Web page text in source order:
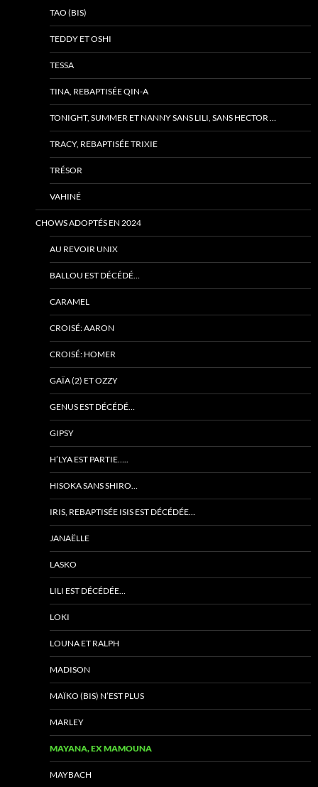
TAO (BIS)
TEDDY ET OSHI
TESSA
TINA, REBAPTISÉE QIN-A
TONIGHT, SUMMER ET NANNY SANS LILI, SANS HECTOR …
TRACY, REBAPTISÉE TRIXIE
TRÉSOR
VAHINÉ
CHOWS ADOPTÉS EN 2024
AU REVOIR UNIX
BALLOU EST DÉCÉDÉ…
CARAMEL
CROISÉ: AARON
CROISÉ: HOMER
GAÏA (2) ET OZZY
GENUS EST DÉCÉDÉ…
GIPSY
H’LYA EST PARTIE…..
HISOKA SANS SHIRO…
IRIS, REBAPTISÉE ISIS EST DÉCÉDÉE…
JANAËLLE
LASKO
LILI EST DÉCÉDÉE…
LOKI
LOUNA ET RALPH
MADISON
MAÏKO (BIS) N’EST PLUS
MARLEY
MAYANA, EX MAMOUNA
MAYBACH